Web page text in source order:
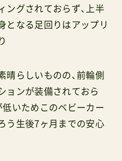
ングされておらず、上半
となる足回りはアップリ
晴らしいものの、前輪側
ョンが装備されておら
低いためこのベビーカー
う生後7ヶ月までの安心